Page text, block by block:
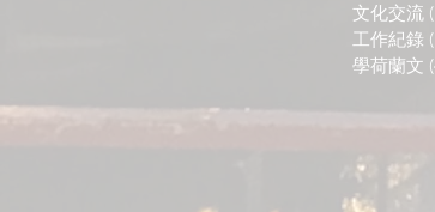
文化交流
工作紀錄
學荷蘭文